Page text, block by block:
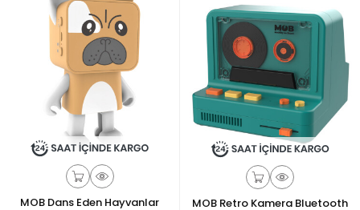
MOB Dans Eden Hayvanlar
MOB Retro Kamera Bluetooth